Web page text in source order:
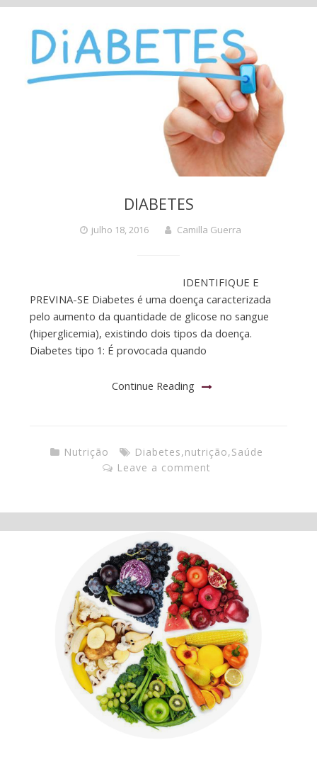
DIABETES
julho 18, 2016 Camilla Guerra
IDENTIFIQUE E
PREVINA-SE Diabetes é uma doença caracterizada
pelo aumento da quantidade de glicose no sangue
(hiperglicemia), existindo dois tipos da doença.
Diabetes tipo 1: É provocada quando
Continue Reading
Nutrição Diabetes,nutrição,Saúde
Leave a comment